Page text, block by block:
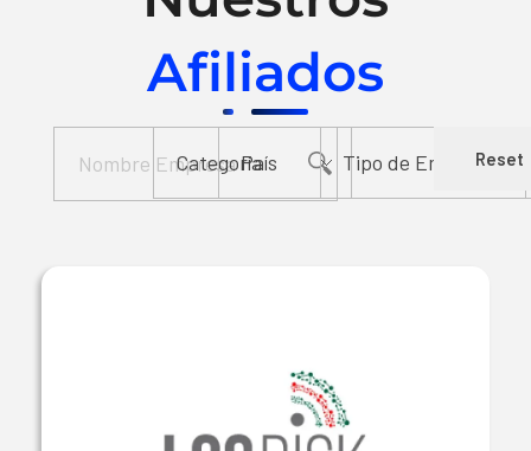
Afiliados
Reset